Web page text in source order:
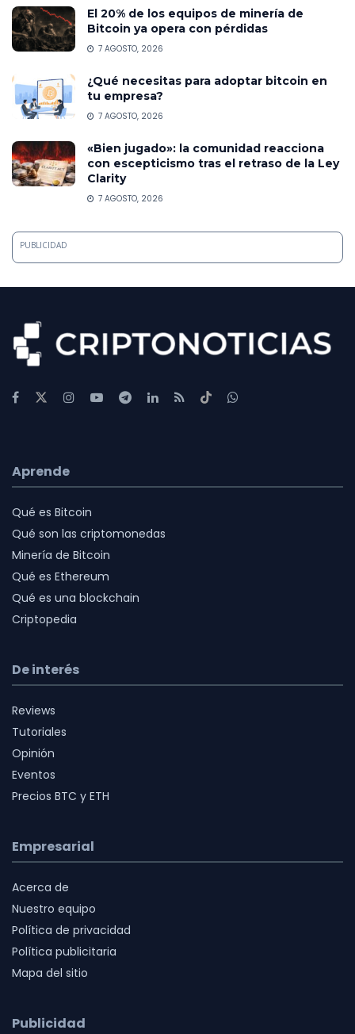
El 20% de los equipos de minería de
Bitcoin ya opera con pérdidas
7 AGOSTO, 2026
¿Qué necesitas para adoptar bitcoin en
tu empresa?
7 AGOSTO, 2026
«Bien jugado»: la comunidad reacciona
con escepticismo tras el retraso de la Ley
Clarity
7 AGOSTO, 2026
PUBLICIDAD
Aprende
Qué es Bitcoin
Qué son las criptomonedas
Minería de Bitcoin
Qué es Ethereum
Qué es una blockchain
Criptopedia
De interés
Reviews
Tutoriales
Opinión
Eventos
Precios BTC y ETH
Empresarial
Acerca de
Nuestro equipo
Política de privacidad
Política publicitaria
Mapa del sitio
Publicidad